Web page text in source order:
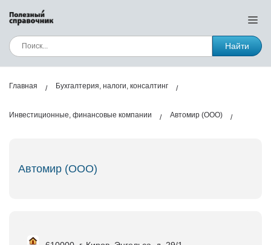
Найти
Главная Бухгалтерия, налоги, консалтинг
Инвестиционные, финансовые компании Автомир (ООО)
Автомир (ООО)